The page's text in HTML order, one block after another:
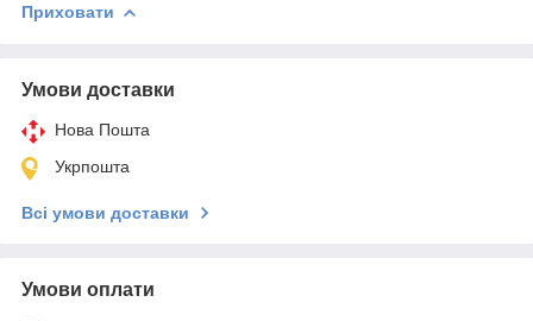
Приховати
Умови доставки
Нова Пошта
Укрпошта
Всі умови доставки
Умови оплати